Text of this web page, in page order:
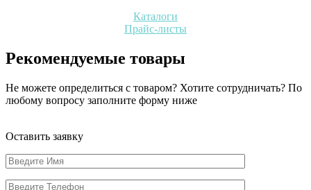
Каталоги
Прайс-листы
Рекомендуемые товары
Не можете определиться с товаром? Хотите сотрудничать? По
любому вопросу заполните форму ниже
Оставить заявку